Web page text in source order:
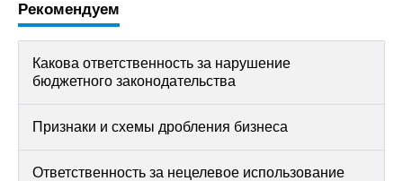
Рекомендуем
Какова ответственность за нарушение
бюджетного законодательства
Признаки и схемы дробления бизнеса
Ответственность за нецелевое использование